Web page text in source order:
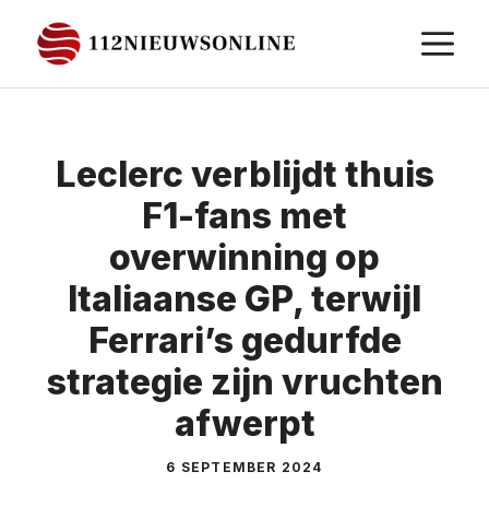
naar
de
Leclerc verblijdt thuis
F1-fans met
overwinning op
Italiaanse GP, terwijl
Ferrari’s gedurfde
strategie zijn vruchten
afwerpt
6 SEPTEMBER 2024